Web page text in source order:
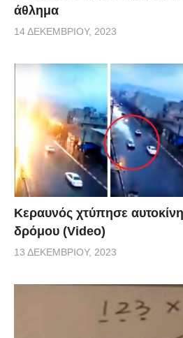
άθλημα
14 ΔΕΚΕΜΒΡΊΟΥ, 2023
Κεραυνός χτύπησε
δρόμου (Video)
13 ΔΕΚΕΜΒΡΊΟΥ, 2023